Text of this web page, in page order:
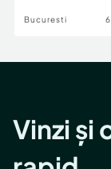
Bucuresti
Vinzi și